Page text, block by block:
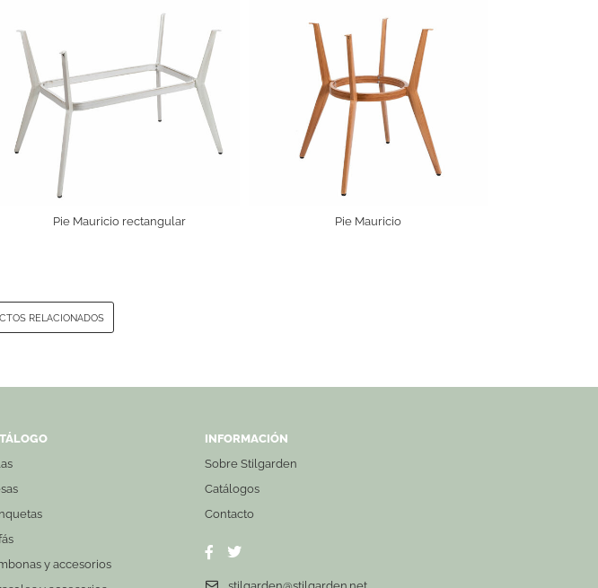
Pie Mauricio rectangular Pie Mauricio
RELACIONADOS
y accesorios
INFORMACIÓN
Sobre Stilgarden
Catálogos
Contacto